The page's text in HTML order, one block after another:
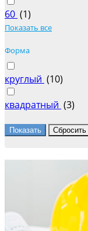
60 (1)
Показать все
Форма
круглый (10)
квадратный (3)